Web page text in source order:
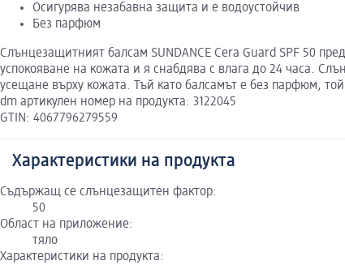
Осигурява незабавна защита и е водоустойчив
Без парфюм
Слънцезащитният балсам SUNDANCE Cera Guard SPF 50
успокояване на кожата и я снабдява с влага до 24 часа.
усещане върху кожата. Тъй като балсамът е без парфюм,
dm артикулен номер на продукта: 3122045
GTIN: 4067796279559
Характеристики на продукта
Съдържащ се слънцезащитен фактор:
50
Област на приложение:
тяло
Характеристики на продукта: